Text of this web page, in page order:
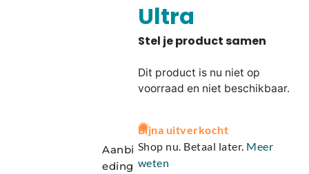
Aanbi
eding
Ultra
Dit product is nu niet op
voorraad en niet beschikbaar.
A
l
t
Bijna uitverkocht
Shop nu. Betaal later. Meer
weten